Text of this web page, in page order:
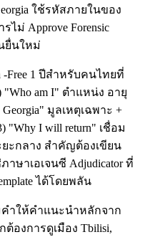
ใช้รหัสภายในของ
ไม่ Approve Forensic
ยื่นใหม่
-Free 1 ปีสำหรับคนไทยที่
am I" ตำแหน่ง อายุ
มูลเหตุเฉพาะ +
"Why I will return" เชื่อม
ะกลาง สำคัญต้องเขียน
ษาเอเจนซี Adjudicator ที่
ได้โดยพลัน
คำให้คำแนะนำหลักจาก
องการดูเมือง Tbilisi,